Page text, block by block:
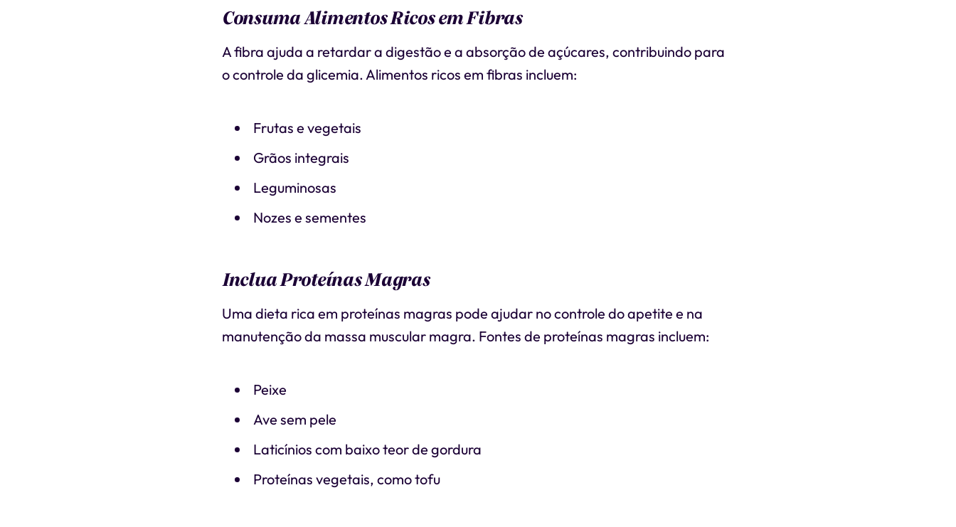
Consuma Alimentos Ricos em Fibras
A fibra ajuda a retardar a digestão e a absorção de açúcares, contribuindo para
o controle da glicemia. Alimentos ricos em fibras incluem:
Frutas e vegetais
Grãos integrais
Leguminosas
Nozes e sementes
Inclua Proteínas Magras
Uma dieta rica em proteínas magras pode ajudar no controle do apetite e na
manutenção da massa muscular magra. Fontes de proteínas magras incluem:
Peixe
Ave sem pele
Laticínios com baixo teor de gordura
Proteínas vegetais, como tofu